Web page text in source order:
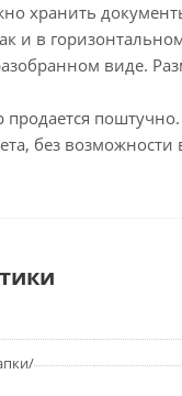
хранить
и в
виде.
поштучно.
без возможности